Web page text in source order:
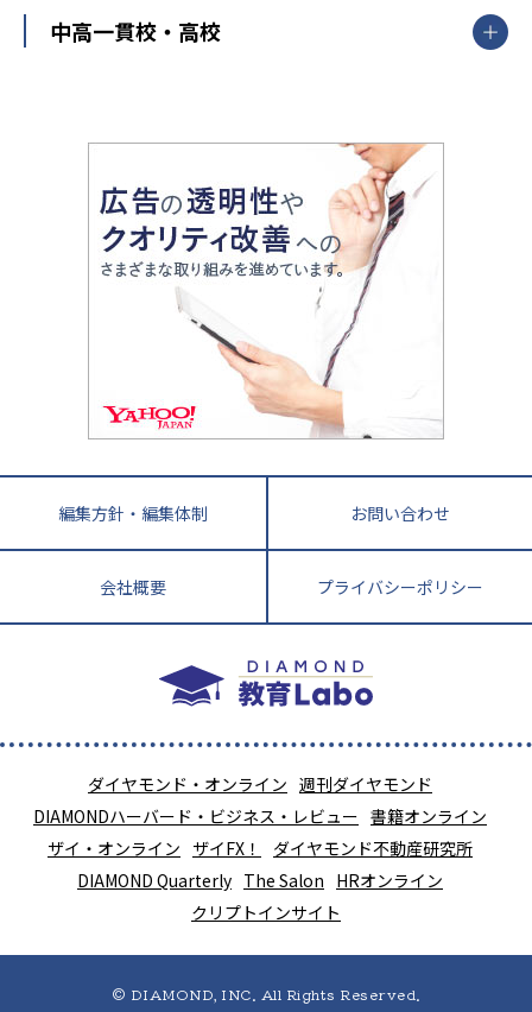
中部
愛知県
静岡県
長野県
大阪府
兵庫県 京都府 奈良県
和歌山県
鳥取県
島根県 岡山県 広島県
香川県
高知県
長崎県 熊本県
鹿児島県 沖縄県
武田塾
大学受験
教育全般
中学受験に熱心な市区町村ランキング
小学校受験
家庭教師
開成番長直伝！子どもの受験を成功させる方法
運動と遊びを考える
情報Ⅰ、数学が苦手な人注目！最短距離の学力
アップ法
悩み多き「大学受験」相談室
英語・英会話・英検対策
小学校教師が解説！中学受験のリアル
教育ジャーナリストが徹底解説！ 大学受験の羅
中高一貫校・高校
大学入試改革
ママテクエグザム
進化する中高一貫校・高校
編集方針・編集体制 お問い合わせ
会社概要 プライバシーポリシー
ダイヤモンド・オンライン 週刊ダイヤモンド
DIAMONDハーバード・ビジネス・レビュー 書籍オンライン
ザイ・オンライン ザイFX！
ダイヤモンド不動産研究所
DIAMOND Quarterly The Salon HRオンライン
クリプトインサイト
© DIAMOND, INC. All Rights Reserved.